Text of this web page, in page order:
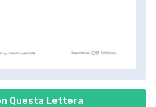
Questa Lettera